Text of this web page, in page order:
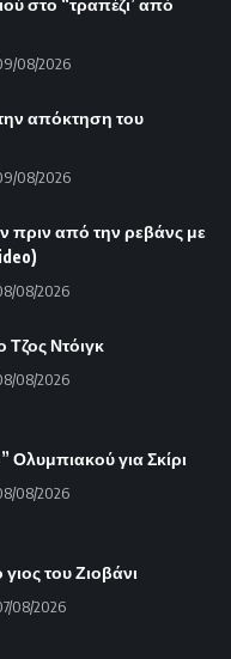
στο “τραπέζι’ από
08/2026
απόκτηση του
08/2026
πριν από την ρεβάνς με
08/2026
Τζος Ντόιγκ
08/2026
Ολυμπιακού για Σκίρι
08/2026
του Ζιοβάνι
08/2026